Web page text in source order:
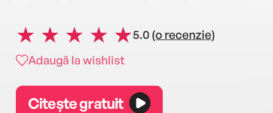
5.0 (o recenzie)
Adaugă la wishlist
Citește gratuit